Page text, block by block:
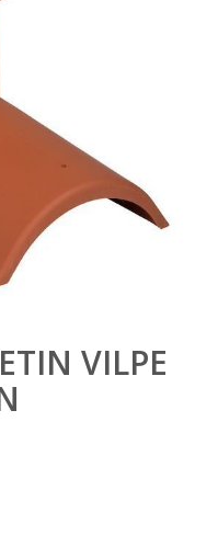
VILPE